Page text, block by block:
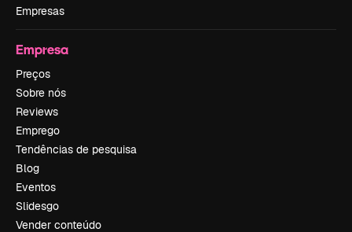
Empresas
Empresa
Preços
Sobre nós
Reviews
Emprego
Tendências de pesquisa
Blog
Eventos
Slidesgo
Vender conteúdo